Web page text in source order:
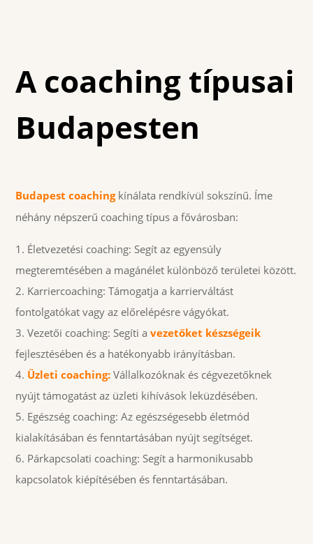
A coaching típusai
Budapesten
Budapest coachingkínálata rendkívül sokszínű. Íme
néhány népszerű coaching típus a fővárosban:
Életvezetési coaching: Segít az egyensúly
megteremtésében a magánélet különböző területei között.
Karriercoaching: Támogatja a karrierváltást
fontolgatókat vagy az előrelépésre vágyókat.
Vezetői coaching: Segíti avezetőket készségeik
fejlesztésében és a hatékonyabb irányításban.
Üzleti coaching: Vállalkozóknak és cégvezetőknek
nyújt támogatást az üzleti kihívások leküzdésében.
Egészség coaching: Az egészségesebb életmód
kialakításában és fenntartásában nyújt segítséget.
Párkapcsolati coaching: Segít a harmonikusabb
kapcsolatok kiépítésében és fenntartásában.